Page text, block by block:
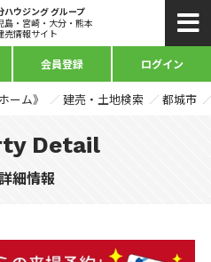
ハウジング グループ
島・宮崎・大分・熊本
売情報サイト
会員登録 ログイン
ーム》 建売・土地検索 都城市
Detail
細情報